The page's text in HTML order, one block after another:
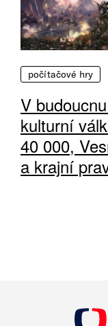
počítačové hry
V
kulturní
40 000,
a krajní